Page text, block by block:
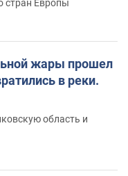
стран Европы
жары прошел
в реки.
область и